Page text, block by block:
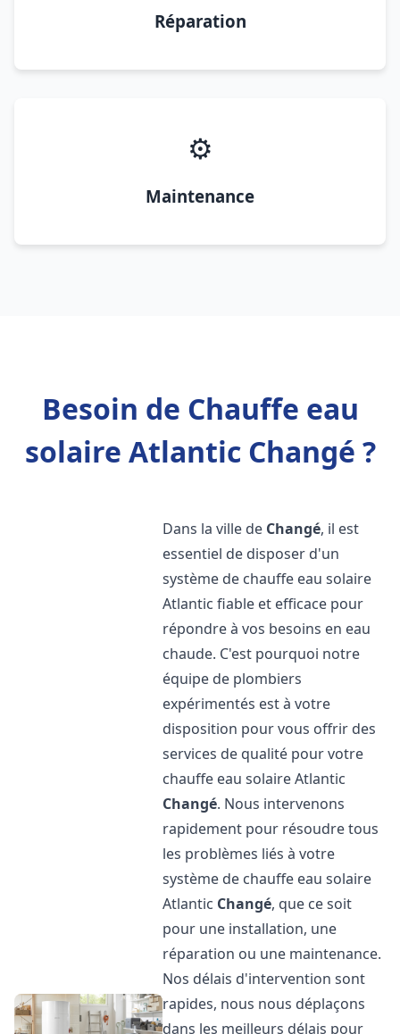
Réparation
⚙️
Maintenance
Besoin de Chauffe eau
solaire Atlantic Changé ?
Dans la ville de Changé, il est
essentiel de disposer d'un
système de chauffe eau solaire
Atlantic fiable et efficace pour
répondre à vos besoins en eau
chaude. C'est pourquoi notre
équipe de plombiers
expérimentés est à votre
disposition pour vous offrir des
services de qualité pour votre
chauffe eau solaire Atlantic
Changé. Nous intervenons
rapidement pour résoudre tous
les problèmes liés à votre
système de chauffe eau solaire
Atlantic Changé, que ce soit
pour une installation, une
réparation ou une maintenance.
Nos délais d'intervention sont
rapides, nous nous déplaçons
dans les meilleurs délais pour